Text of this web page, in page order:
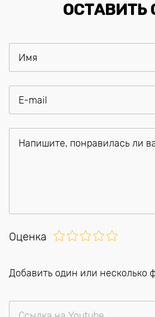
ОСТАВИТЬ
Оценка
Добавить один или несколько